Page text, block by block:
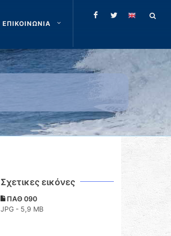
ΕΠΙΚΟΙΝΩΝΙΑ
Σχετικες εικόνες
ΠΑΘ 090
JPG - 5,9 MB